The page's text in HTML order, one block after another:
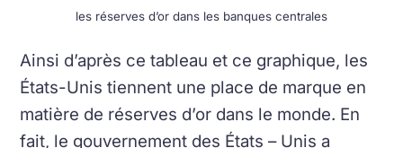
les réserves d’or dans les banques centrales
Ainsi d’après ce tableau et ce graphique, les
États-Unis tiennent une place de marque en
matière de réserves d’or dans le monde. En
fait, le gouvernement des États – Unis a